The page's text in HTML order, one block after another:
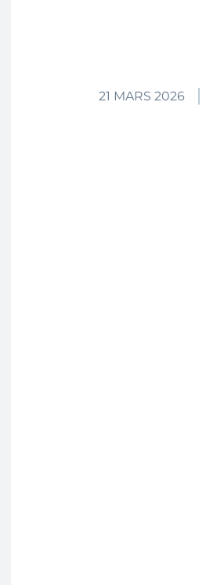
21 MARS 2026